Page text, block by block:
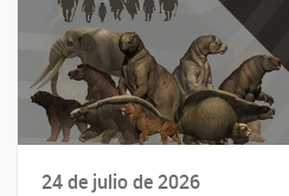
24 de julio de 2026